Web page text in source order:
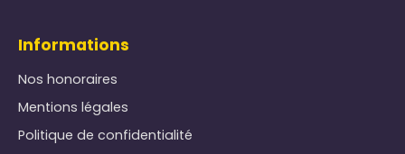
Informations
Nos honoraires
Mentions légales
Politique de confidentialité